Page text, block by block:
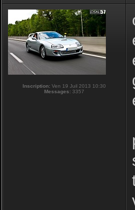
Inscription: Ven 19 Juil 2013 10:30
Messages: 3357